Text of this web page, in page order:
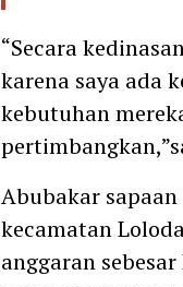
“Secara
karena saya ada
kebutuhan
Abubakar
kecamatan
anggaran